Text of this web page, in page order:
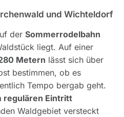
und Wichteldorf
der Sommerrodelbahn
liegt. Auf einer
Metern lässt sich über
bestimmen, ob es
Tempo bergab geht.
regulären Eintritt
Waldgebiet versteckt